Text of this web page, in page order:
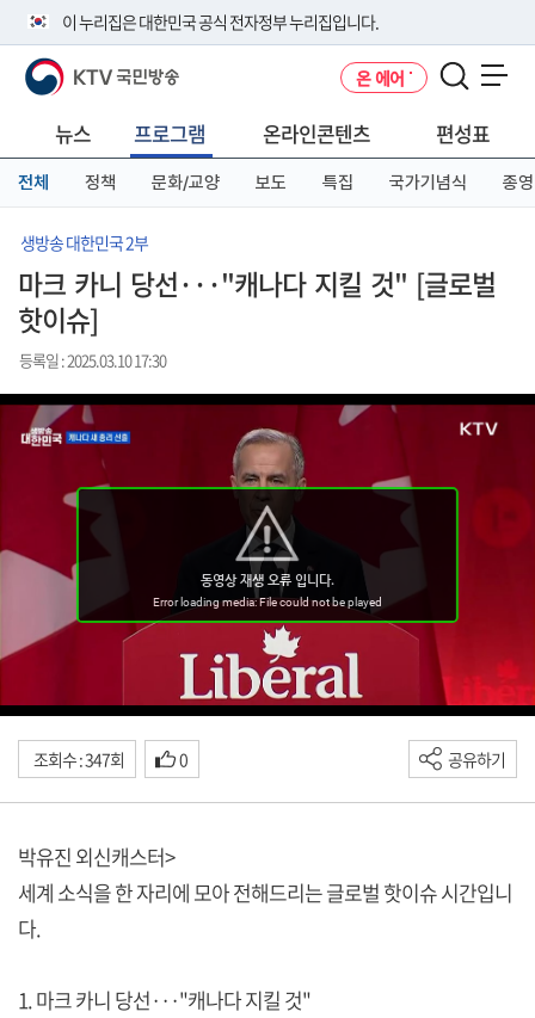
이 누리집은 대한민국 공식 전자정부 누리집입니다.
공식 누리집 주소 확인하기
니다.
이밖에 or.kr 또는 .kr등 다른 도메인 주소를 사용하고 있다면 아래 URL에
서 도메인 주소를 확인해 보세요
KTV 국민방송 온 에어
뉴스 프로그램 온라인콘텐츠 편성표
전체 정책 문화/교양 보도 특집 국가기념식 종영
생방송 대한민국 2부
마크 카니 당선···"캐나다 지킬 것" [글로벌
핫이슈]
등록일 : 2025.03.10 17:30
조회수 : 347회 0 공유하기
박유진 외신캐스터>
세계 소식을 한 자리에 모아 전해드리는 글로벌 핫이슈 시간입니
다.
1. 마크 카니 당선···"캐나다 지킬 것"